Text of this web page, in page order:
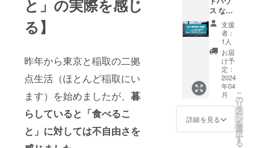
と」の実際を感じ
る】
昨年から東京と稲取の二拠
点生活（ほとんど稲取にい
ます）を始めましたが、 暮
らしていると「食べるこ
と」に対しては不自由さを
い。 宿
泊予約
方法な
どは別
途ご連
絡させ
て頂き
ます。
繁忙期
など宿
泊日の
に沿え
ない場
（通常
はオプ
ショ
ン） 宿
泊券は
メール
でお送
りいた
します
ので、
ご利用
の際に
はス
で稲取
に滞在
してみ
ません
か？ お
部屋は1
名様向
けの個
室をご
用意い
たしま
す。
ス な
ぎ」に2
週間ご
滞在頂
ける滞
在券を1
枚ご提
供しま
す。 お
仕事が
できる
ような
環境も
ご用意
支援
者：
1人
お届
け予
定：
2024
年04
月
詳細を見る
こ
の
リ
タ
ー
ン
を
選
択
す
る